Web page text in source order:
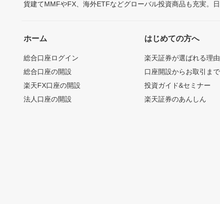
貨建てMMFやFX、海外ETFなどグローバル投資商品も充実。
ホーム
総合口座ログイン
総合口座の開設
楽天FX口座の開設
法人口座の開設
はじめての方へ
楽天証券が選ばれる理由
口座開設からお取引ま
投資ガイド&セミナー
楽天証券のあんしん